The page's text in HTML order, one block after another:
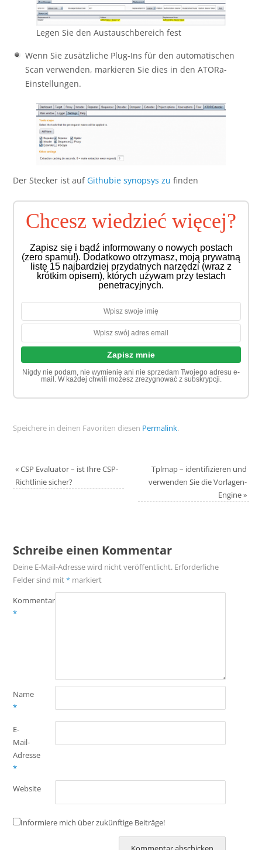
Legen Sie den Austauschbereich fest
Wenn Sie zusätzliche Plug-Ins für den automatischen
Scan verwenden, markieren Sie dies in den ATORa-
Einstellungen.
Der Stecker ist auf Githubie synopsys zu finden
Chcesz wiedzieć więcej?
Zapisz się i bądź informowany o nowych postach
(zero spamu!). Dodatkowo otrzymasz, moją prywatną
listę 15 najbardziej przydatnych narzędzi (wraz z
krótkim opisem), których używam przy testach
penetracyjnych.
Nigdy nie podam, nie wymienię ani nie sprzedam Twojego adresu e-
mail. W każdej chwili możesz zrezygnować z subskrypcji.
Speichere in deinen Favoriten diesen Permalink.
«CSP Evaluator – ist Ihre CSP-
Richtlinie sicher?
Tplmap – identifizieren und
verwenden Sie die Vorlagen-
Engine»
Schreibe einen Kommentar
Deine E-Mail-Adresse wird nicht veröffentlicht. Erforderliche
Felder sind mit*markiert
Kommentar
*
Name
*
E-
Mail-
Adresse
*
Website
Informiere mich über zukünftige Beiträge!